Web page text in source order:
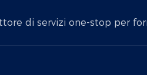
di servizi one-stop per